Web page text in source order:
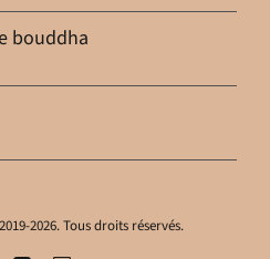
bouddha
2026. Tous droits réservés.